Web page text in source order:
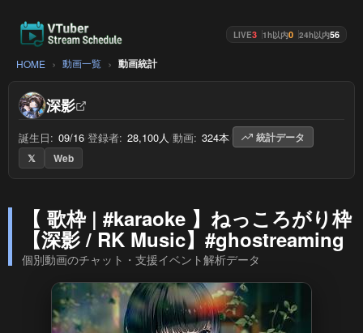
LIVE3 1h以内0 24h以内56
HOME 動画一覧 動画統計
深影
誕生日: 09/16 登録者: 28,100人 動画: 324本
統計データ
𝕏
Web
【 歌枠 | #karaoke 】ねっころがり枠
【深影 / RK Music】#ghostreaming
個別動画のチャット・支援イベント解析データ